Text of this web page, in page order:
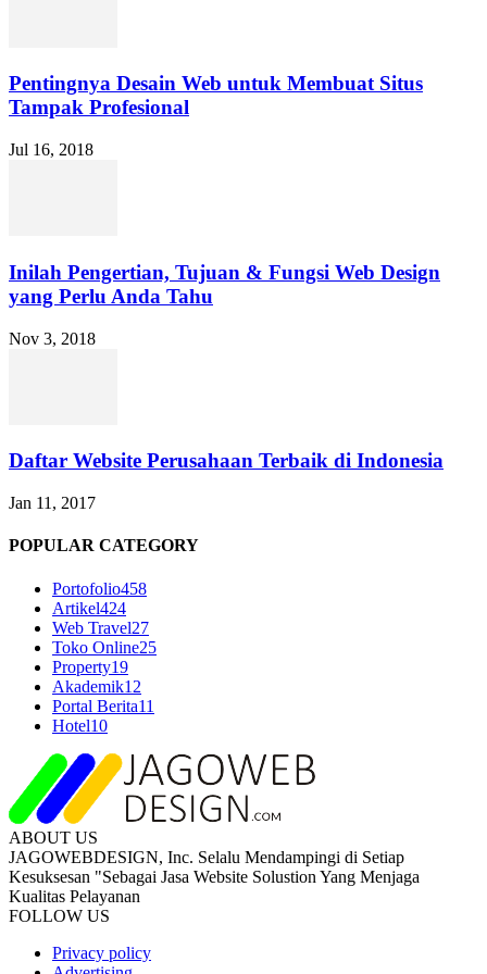
Pentingnya Desain Web untuk Membuat Situs
Tampak Profesional
Jul 16, 2018
Inilah Pengertian, Tujuan & Fungsi Web Design
yang Perlu Anda Tahu
Nov 3, 2018
Daftar Website Perusahaan Terbaik di Indonesia
Jan 11, 2017
POPULAR CATEGORY
Portofolio458
Artikel424
Web Travel27
Toko Online25
Property19
Akademik12
Portal Berita11
Hotel10
ABOUT US
JAGOWEBDESIGN, Inc. Selalu Mendampingi di Setiap
Kesuksesan "Sebagai Jasa Website Solustion Yang Menjaga
Kualitas Pelayanan
FOLLOW US
Privacy policy